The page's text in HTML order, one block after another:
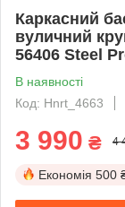
Каркасний
вуличний
56406 Steel
В наявності
Код: Hnrt_4663
3 990 ₴ 4
Економія 500